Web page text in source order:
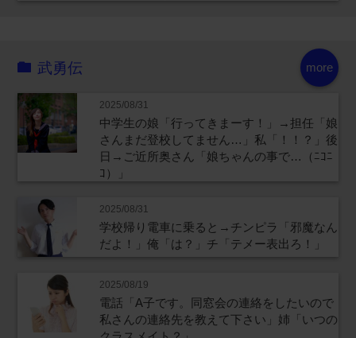
more
武勇伝
2025/08/31
中学生の娘「行ってきまーす！」→担任「娘
さんまだ登校してません…」私「！！？」後
日→ご近所奥さん「娘ちゃんの事で…（ﾆｺﾆ
ｺ）」
2025/08/31
学校帰り電車に乗ると→チンピラ「邪魔なん
だよ！」俺「は？」チ「テメー表出ろ！」
2025/08/19
電話「A子です。同窓会の連絡をしたいので
私さんの連絡先を教えて下さい」姉「いつの